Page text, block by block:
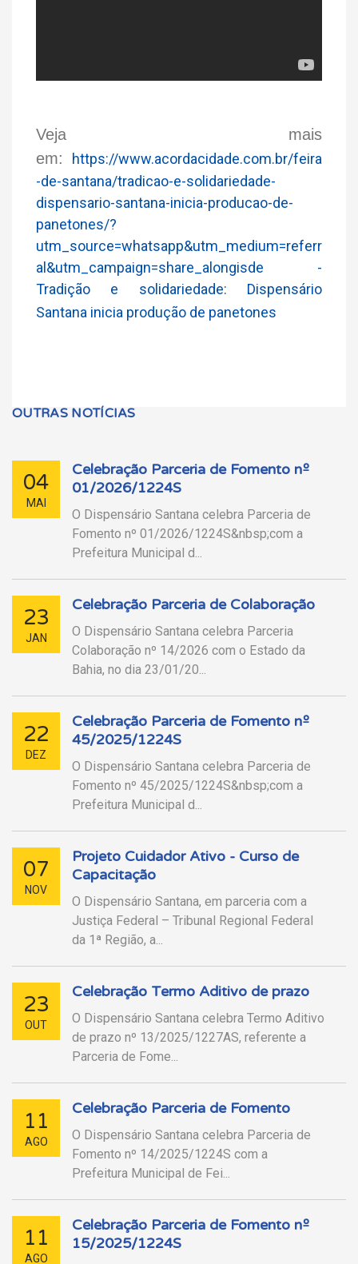
Veja mais
em:
https://www.acordacidade.com.br/feira
-de-santana/tradicao-e-solidariedade-
dispensario-santana-inicia-producao-de-
panetones/?
utm_source=whatsapp&utm_medium=referr
al&utm_campaign=share_alongisde -
Tradição e solidariedade: Dispensário
Santana inicia produção de panetones
OUTRAS NOTÍCIAS
04
MAI
Celebração Parceria de Fomento nº
01/2026/1224S
O Dispensário Santana celebra Parceria de
Fomento nº 01/2026/1224S&nbsp;com a
Prefeitura Municipal d...
23
JAN
Celebração Parceria de Colaboração
O Dispensário Santana celebra Parceria
Colaboração nº 14/2026 com o Estado da
Bahia, no dia 23/01/20...
22
DEZ
Celebração Parceria de Fomento nº
45/2025/1224S
O Dispensário Santana celebra Parceria de
Fomento nº 45/2025/1224S&nbsp;com a
Prefeitura Municipal d...
07
NOV
Projeto Cuidador Ativo - Curso de
Capacitação
O Dispensário Santana, em parceria com a
Justiça Federal – Tribunal Regional Federal
da 1ª Região, a...
23
OUT
Celebração Termo Aditivo de prazo
O Dispensário Santana celebra Termo Aditivo
de prazo nº 13/2025/1227AS, referente a
Parceria de Fome...
11
AGO
Celebração Parceria de Fomento
O Dispensário Santana celebra Parceria de
Fomento nº 14/2025/1224S com a
Prefeitura Municipal de Fei...
11
AGO
Celebração Parceria de Fomento nº
15/2025/1224S